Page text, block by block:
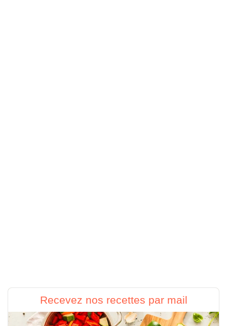
Recevez nos recettes par mail